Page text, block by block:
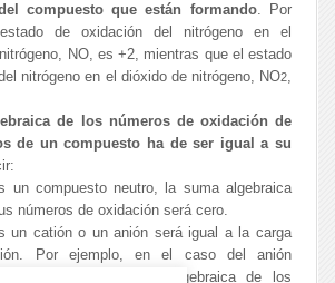
compuesto que están formando. Por
de oxidación del nitrógeno en el
NO, es +2, mientras que el estado
nitrógeno en el dióxido de nitrógeno, NO2,
de los números de oxidación de
de un compuesto ha de ser igual a su
un compuesto neutro, la suma algebraica
números de oxidación será cero.
un catión o un anión será igual a la carga
Por ejemplo, en el caso del anión
, la suma algebraica de los